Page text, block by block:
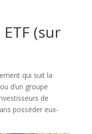
ETF (sur
qui suit la
d’un groupe
de
posséder eux-